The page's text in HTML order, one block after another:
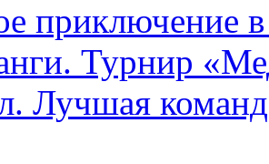
приключение
Турнир
Лучшая